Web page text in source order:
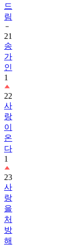
드
림
21
송
가
인
1
22
사
랑
이
온
다
1
23
사
랑
을
처
방
해